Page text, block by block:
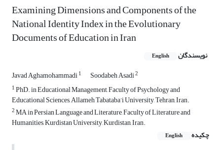
Examining Dimensions and Components of the
National Identity Index in the Evolutionary
Documents of Education in Iran
نویسندگان English
Javad Aghamohammadi1 Soodabeh Asadi2
1PhD. in Educational Management, Faculty of Psychology and
Educational Sciences, Allameh Tabataba’i University, Tehran, Iran.
2MA in Persian Language and Literature, Faculty of Literature and
Humanities, Kurdistan University, Kurdistan, Iran.
چکیده
English